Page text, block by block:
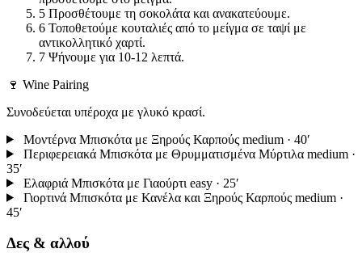
5 Προσθέτουμε τη σοκολάτα και ανακατεύουμε.
6 Τοποθετούμε κουταλιές από το μείγμα σε ταψί με
αντικολλητικό χαρτί.
7 Ψήνουμε για 10-12 λεπτά.
🍷 Wine Pairing
Συνοδεύεται υπέροχα με γλυκό κρασί.
Μοντέρνα Μπισκότα με Ξηρούς Καρπούς medium · 40′
Περιφερειακά Μπισκότα με Θρυμματισμένα Μύρτιλα medium ·
35′
Ελαφριά Μπισκότα με Γιαούρτι easy · 25′
Γιορτινά Μπισκότα με Κανέλα και Ξηρούς Καρπούς medium ·
45′
Δες & αλλού